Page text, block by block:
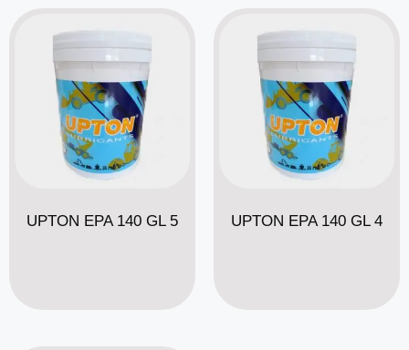
UPTON EPA 140 GL 5 UPTON EPA 140 GL 4